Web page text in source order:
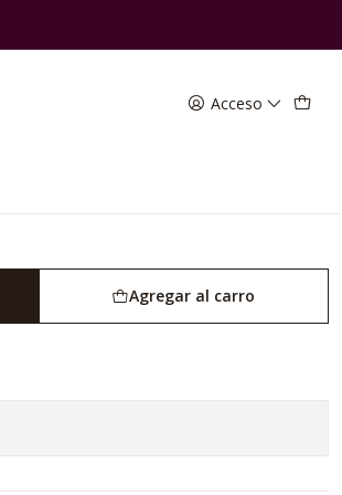
Acceso
Sauvignon
Agregar al carro